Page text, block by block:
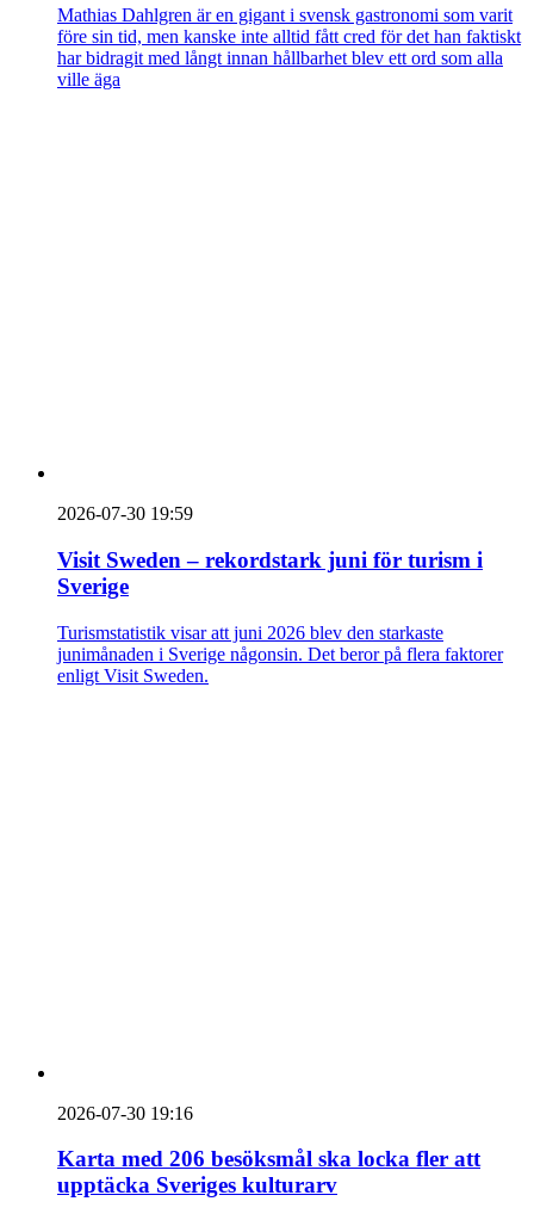
Mathias Dahlgren är en gigant i svensk gastronomi som varit
före sin tid, men kanske inte alltid fått cred för det han faktiskt
har bidragit med långt innan hållbarhet blev ett ord som alla
ville äga
2026-07-30 19:59
Visit Sweden – rekordstark juni för turism i
Sverige
Turismstatistik visar att juni 2026 blev den starkaste
junimånaden i Sverige någonsin. Det beror på flera faktorer
enligt Visit Sweden.
2026-07-30 19:16
Karta med 206 besöksmål ska locka fler att
upptäcka Sveriges kulturarv